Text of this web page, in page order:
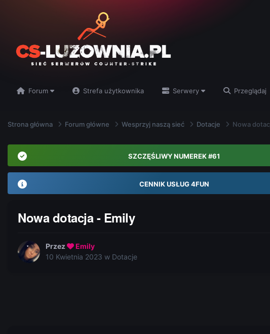
Forum Strefa użytkownika Serwery Przeglądaj
Strona główna Forum główne Wesprzyj naszą sieć Dotacje Nowa
SZCZĘŚLIWY NUMEREK #61
CENNIK USŁUG 4FUN
Nowa dotacja - Emily
Przez
Emily
10 Kwietnia 2023 w Dotacje